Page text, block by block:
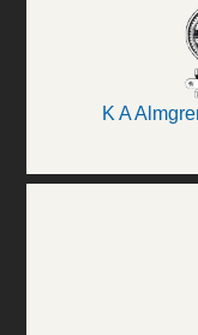
K A